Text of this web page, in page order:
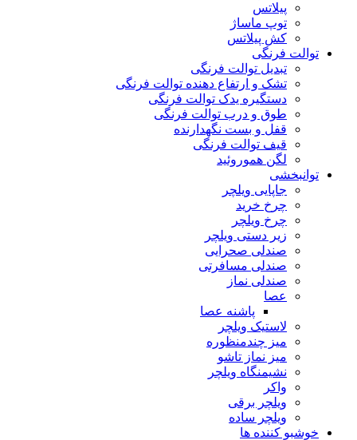
پیلاتس
توپ ماساژ
کش پیلاتس
توالت فرنگی
تبدیل توالت فرنگی
تشک و ارتفاع دهنده توالت فرنگی
دستگیره یدک توالت فرنگی
طوق و درب توالت فرنگی
قفل و بست نگهدارنده
قیف توالت فرنگی
لگن هموروئید
توانبخشی
جاپایی ویلچر
چرخ خرید
چرخ ویلچر
زیر دستی ویلچر
صندلی صحرایی
صندلی مسافرتی
صندلی نماز
عصا
پاشنه عصا
لاستیک ویلچر
میز چندمنظوره
میز نماز تاشو
نشیمنگاه ویلچر
واکر
ویلچر برقی
ویلچر ساده
خوشبو کننده ها